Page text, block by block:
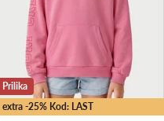
extra -25% Kod: LAST
Prilika